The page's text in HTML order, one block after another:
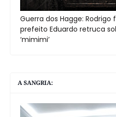
Guerra dos Hagge: Rodrigo
prefeito Eduardo retruca
‘mimimi’
A SANGRIA: